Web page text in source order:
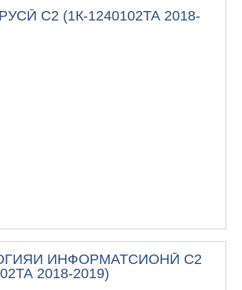
С2 (1К-1240102ТА 2018-
ИНФОРМАТСИОНӢ С2
2018-2019)